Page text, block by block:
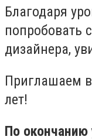
Благодаря
попробовать
дизайнера,
Приглашаем
лет!
По